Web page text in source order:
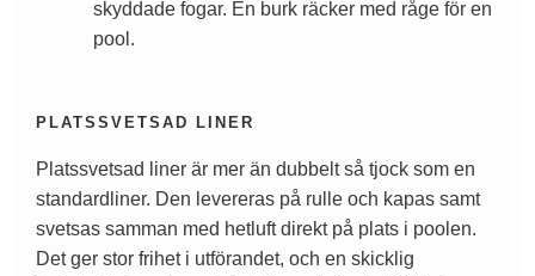
skyddade fogar. En burk räcker med råge för en
pool.
PLATSSVETSAD LINER
Platssvetsad liner är mer än dubbelt så tjock som en
standardliner. Den levereras på rulle och kapas samt
svetsas samman med hetluft direkt på plats i poolen.
Det ger stor frihet i utförandet, och en skicklig